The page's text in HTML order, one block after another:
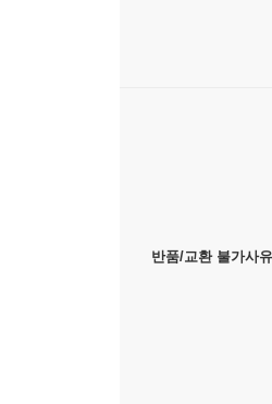
반품/교환 불가사유